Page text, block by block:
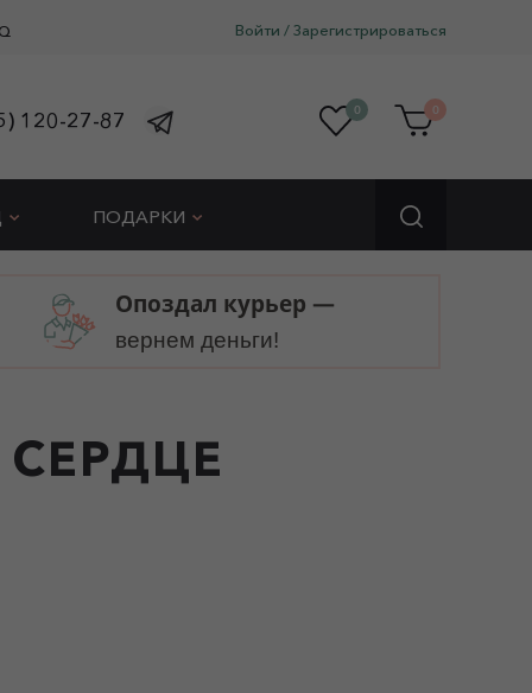
Войти /Зарегистрироваться
120-27-87 0 0
ПОДАРКИ
Опоздал курьер —
вернем деньги!